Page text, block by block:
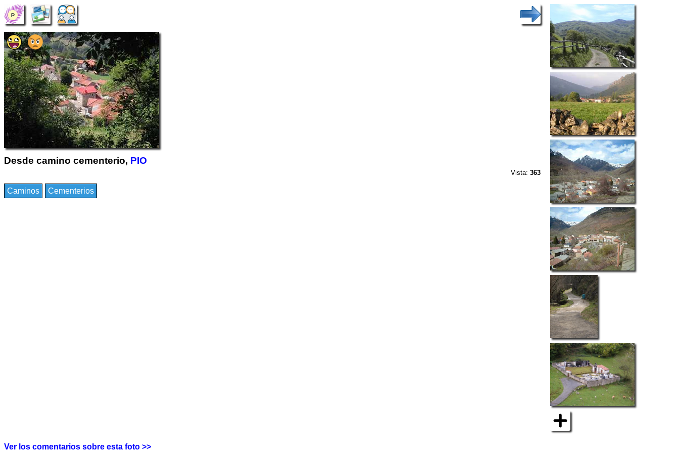
Desde camino cementerio, PIO
Vista:363
Caminos Cementerios
Ver los comentarios sobre esta foto >>